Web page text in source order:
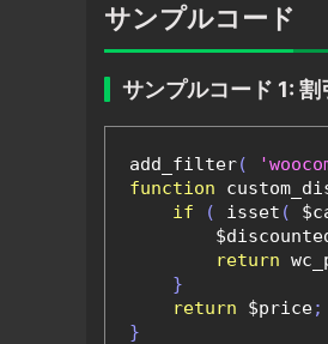
サンプルコード
サンプルコード 1:
add_filter(
function
if
( isset (
return
}
return $price;
}